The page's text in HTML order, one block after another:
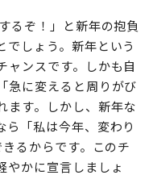
るぞ！」と新年の抱負
でしょう。新年という
ャンスです。しかも自
急に変えると周りがび
ます。しかし、新年な
ら「私は今年、変わり
るからです。このチ
やかに宣言しましょ